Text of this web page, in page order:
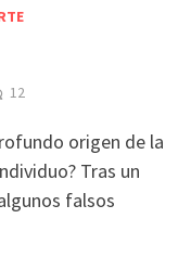
12
origen de la
Tras un
falsos